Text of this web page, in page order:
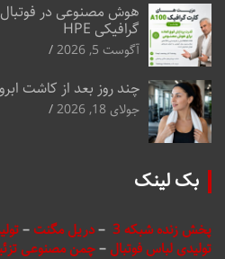
هوش مصنوعی در
گرافیکی HPE
آگوست 5, 2026
چند روز بعد از کاشت
جولای 18, 2026
بک لینک
پخش زنده شبکه 3 –دریل مگنت–
تولیدی لباس فوتبال –چمن مصنوعی